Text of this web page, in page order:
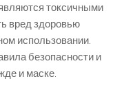
токсичными
вред здоровью
использовании.
безопасности и
и маске.